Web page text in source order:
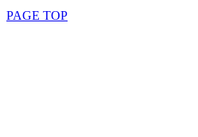
PAGE TOP